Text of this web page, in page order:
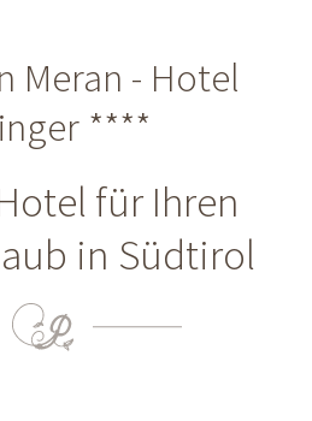
Meran - Hotel
****
für Ihren
in Südtirol